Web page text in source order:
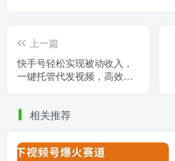
上一篇
快手号轻松实现被动收入，
一键托管代发视频，高效推
相关推荐